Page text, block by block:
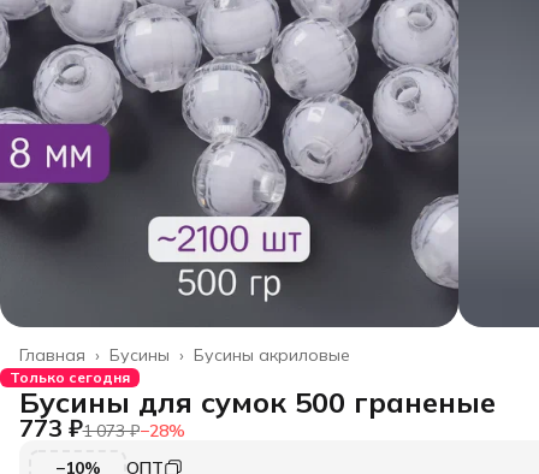
Бусины акриловые
Бусины ›
Главная ›
Только сегодня
Бусины для сумок 500 граненые
773 ₽1 073 ₽−28%
−10%
ОПТ